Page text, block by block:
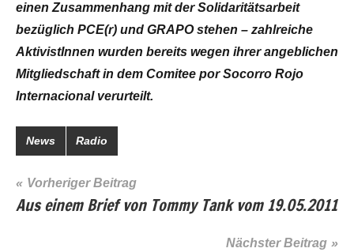
einen Zusammenhang mit der Solidaritätsarbeit
bezüglich PCE(r) und GRAPO stehen – zahlreiche
AktivistInnen wurden bereits wegen ihrer angeblichen
Mitgliedschaft in dem Comitee por Socorro Rojo
Internacional verurteilt.
News Radio
Beitragsnavigation
Vorheriger Beitrag
Aus einem Brief von Tommy Tank vom 19.05.2011
Nächster Beitrag